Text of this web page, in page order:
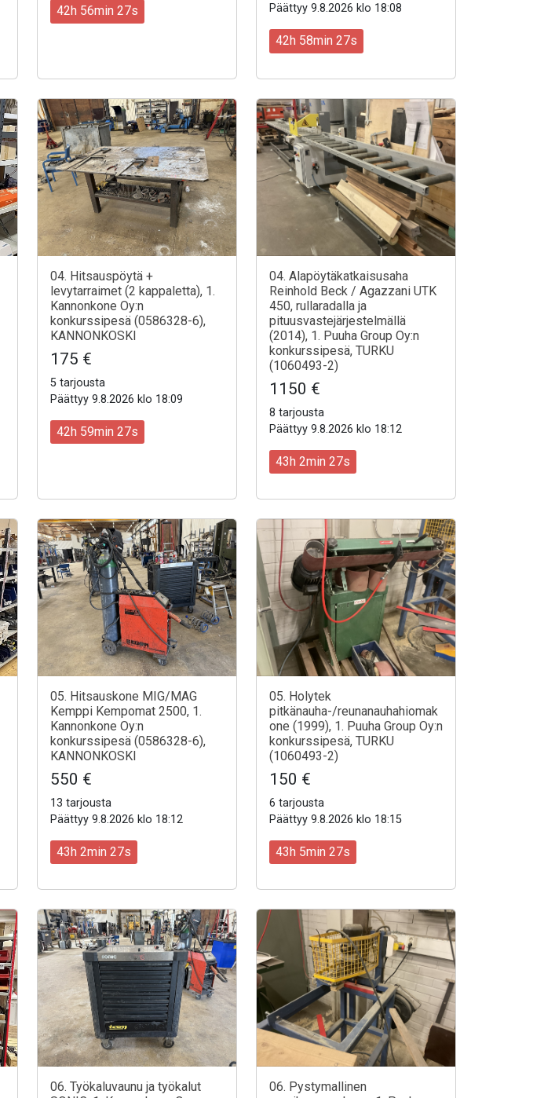
42h 56min 25s
Päättyy 9.8.2026 klo 18:08
42h 58min 25s
04. Hitsauspöytä +
levytarraimet (2 kappaletta), 1.
Kannonkone Oy:n
konkurssipesä (0586328-6),
KANNONKOSKI
175 €
5 tarjousta
Päättyy 9.8.2026 klo 18:09
42h 59min 25s
04. Alapöytäkatkaisusaha
Reinhold Beck / Agazzani UTK
450, rullaradalla ja
pituusvastejärjestelmällä
(2014), 1. Puuha Group Oy:n
konkurssipesä, TURKU
(1060493-2)
1150 €
8 tarjousta
Päättyy 9.8.2026 klo 18:12
43h 2min 25s
05. Hitsauskone MIG/MAG
Kemppi Kempomat 2500, 1.
Kannonkone Oy:n
konkurssipesä (0586328-6),
KANNONKOSKI
550 €
13 tarjousta
Päättyy 9.8.2026 klo 18:12
43h 2min 25s
05. Holytek
pitkänauha-/reunanauhahiomak
one (1999), 1. Puuha Group Oy:n
konkurssipesä, TURKU
(1060493-2)
150 €
6 tarjousta
Päättyy 9.8.2026 klo 18:15
43h 5min 25s
06. Työkaluvaunu ja työkalut
06. Pystymallinen